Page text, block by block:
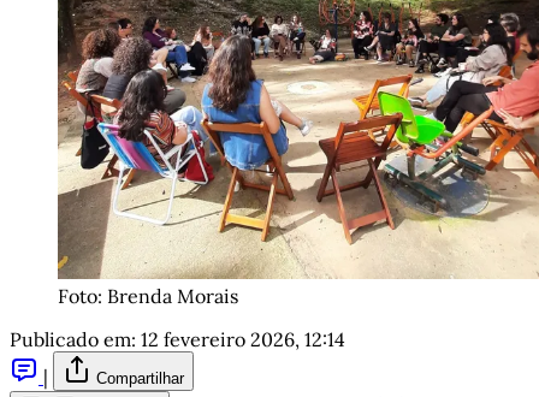
Foto: Brenda Morais
Publicado em: 12 fevereiro 2026, 12:14
|
Compartilhar